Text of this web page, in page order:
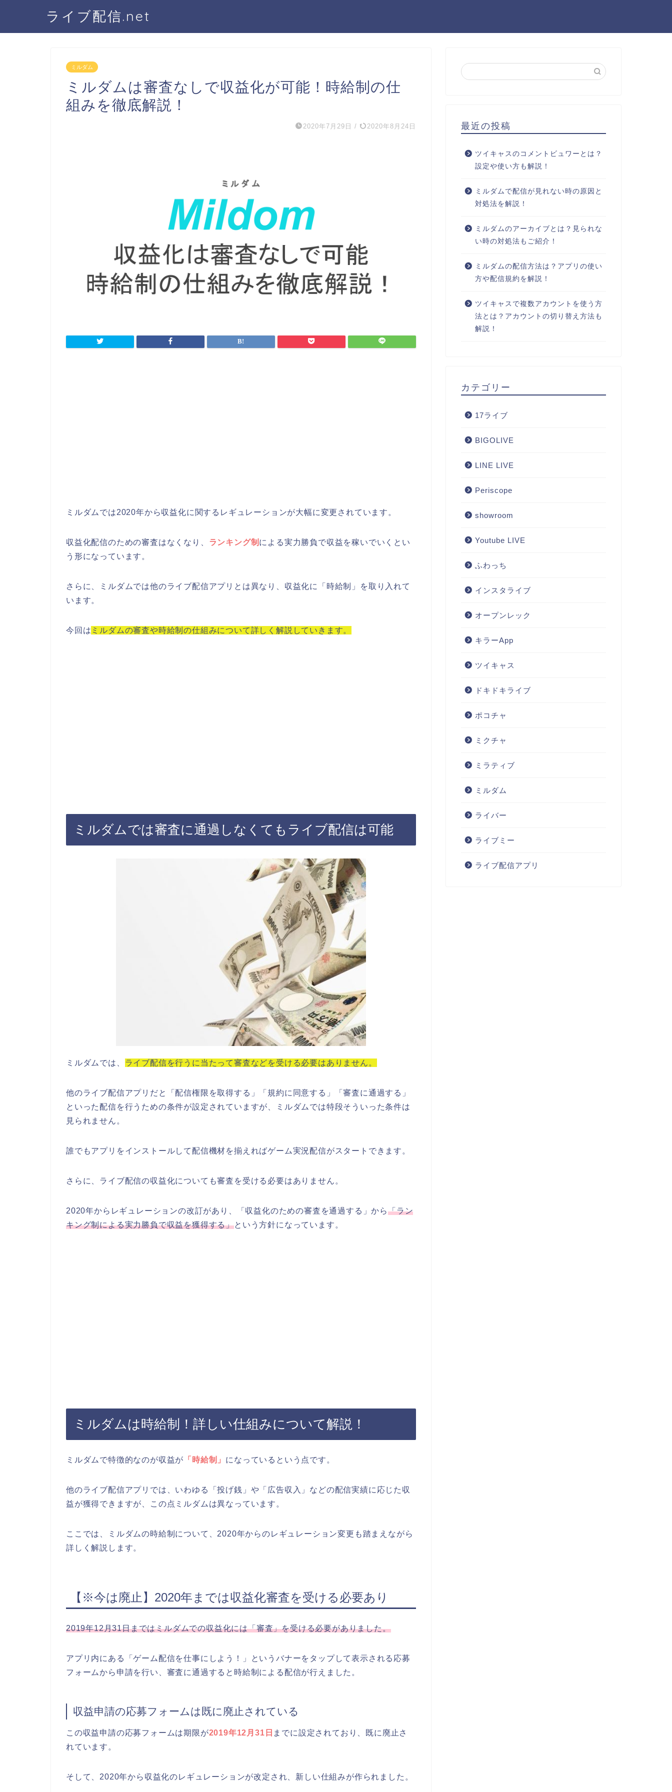
ライブ配信.net
ミルダム
ミルダムは審査なしで収益化が可能！時給制の仕
組みを徹底解説！
2020年7月29日 / 2020年8月24日
ミルダムでは2020年から収益化に関するレギュレーションが大幅に変更されています。
収益化配信のための審査はなくなり、 ランキング制 による実力勝負で収益を稼いでいくとい
う形になっています。
さらに、ミルダムでは他のライブ配信アプリとは異なり、収益化に「時給制」を取り入れて
います。
今回は ミルダムの審査や時給制の仕組みについて詳しく解説していきます。
ミルダムでは審査に通過しなくてもライブ配信は可能
ミルダムでは、 ライブ配信を行うに当たって審査などを受ける必要はありません。
他のライブ配信アプリだと「配信権限を取得する」「規約に同意する」「審査に通過する」
といった配信を行うための条件が設定されていますが、ミルダムでは特段そういった条件は
見られません。
誰でもアプリをインストールして配信機材を揃えればゲーム実況配信がスタートできます。
さらに、ライブ配信の収益化についても審査を受ける必要はありません。
2020年からレギュレーションの改訂があり、「収益化のための審査を通過する」から「ラン
キング制による実力勝負で収益を獲得する」という方針になっています。
ミルダムは時給制！詳しい仕組みについて解説！
ミルダムで特徴的なのが収益が 「時給制」 になっているという点です。
他のライブ配信アプリでは、いわゆる「投げ銭」や「広告収入」などの配信実績に応じた収
益が獲得できますが、この点ミルダムは異なっています。
ここでは、ミルダムの時給制について、2020年からのレギュレーション変更も踏まえながら
詳しく解説します。
【※今は廃止】2020年までは収益化審査を受ける必要あり
2019年12月31日まではミルダムでの収益化には「審査」を受ける必要がありました。
アプリ内にある「ゲーム配信を仕事にしよう！」というバナーをタップして表示される応募
フォームから申請を行い、審査に通過すると時給制による配信が行えました。
収益申請の応募フォームは既に廃止されている
この収益申請の応募フォームは期限が2019年12月31日 までに設定されており、既に廃止さ
れています。
そして、2020年から収益化のレギュレーションが改定され、新しい仕組みが作られました。
最近の投稿
ツイキャスのコメントビュワーとは？
設定や使い方も解説！
ミルダムで配信が見れない時の原因と
対処法を解説！
ミルダムのアーカイブとは？見られな
い時の対処法もご紹介！
ミルダムの配信方法は？アプリの使い
方や配信規約を解説！
ツイキャスで複数アカウントを使う方
法とは？アカウントの切り替え方法も
解説！
カテゴリー
17ライブ
BIGOLIVE
LINE LIVE
Periscope
showroom
Youtube LIVE
ふわっち
インスタライブ
オープンレック
キラーApp
ツイキャス
ドキドキライブ
ポコチャ
ミクチャ
ミラティブ
ミルダム
ライバー
ライブミー
ライブ配信アプリ